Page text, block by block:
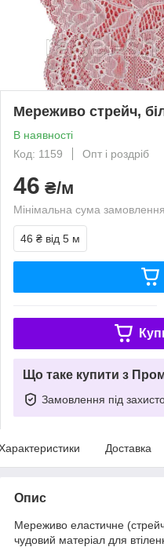
Мереживо стрейч,
В наявності
Код: 1159
Опт і роздріб
46 ₴/м
Мінімальна сума
46 ₴ від 5 м
Що таке купити з
Замовлення під
Доставка
Опис
Мереживо еластичне
чудовий матеріал для